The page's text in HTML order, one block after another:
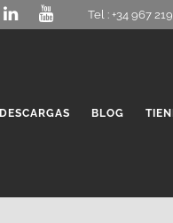
Tel : +34 967
DESCARGAS BLOG